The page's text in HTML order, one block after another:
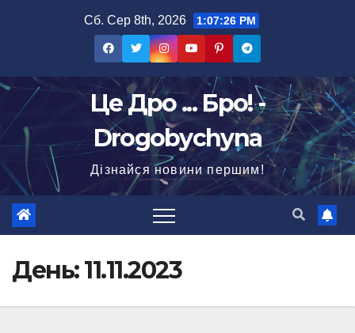
Сб. Сер 8th, 2026 1:07:28 PM
Це Дро ... Бро! -
Drogobychyna
Дізнайся новини першим!
День:11.11.2023